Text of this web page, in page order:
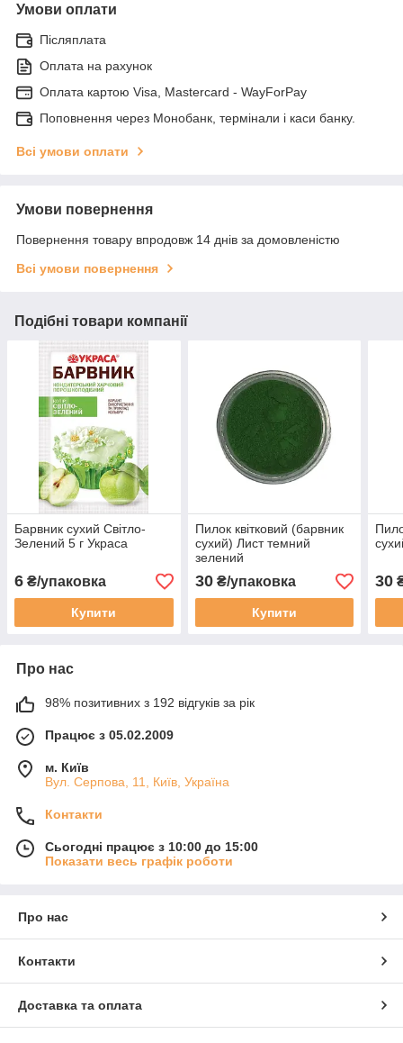
Умови оплати
Післяплата
Оплата на рахунок
Оплата картою Visa, Mastercard - WayForPay
Поповнення через Монобанк, термінали і каси банку.
Всі умови оплати
Умови повернення
Повернення товару впродовж 14 днів за домовленістю
Всі умови повернення
Подібні товари компанії
Барвник сухий Світло-
Зелений 5 г Украса
6 ₴/упаковка
Купити
Пилок квітковий (барвник
сухий) Лист темний
зелений
30₴/упаковка
Купити
30
Про нас
98% позитивних з 192 відгуків за рік
Працює з 05.02.2009
м. Київ
Вул. Серпова, 11, Київ, Україна
Контакти
Сьогодні працює з 10:00 до 15:00
Показати весь графік роботи
Про нас
Контакти
Доставка та оплата